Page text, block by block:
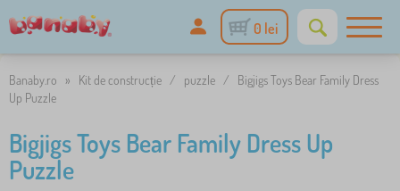
0 lei
Banaby.ro » Kit de construcție / puzzle /
Bigjigs Toys Bear Family Dress
Up Puzzle
Bigjigs Toys Bear Family Dress Up
Puzzle